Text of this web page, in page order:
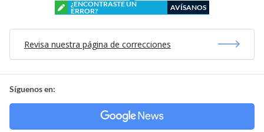
¿ENCONTRASTE UN
ERROR?
AVÍSANOS
Revisa nuestra página de correcciones
Síguenos en: